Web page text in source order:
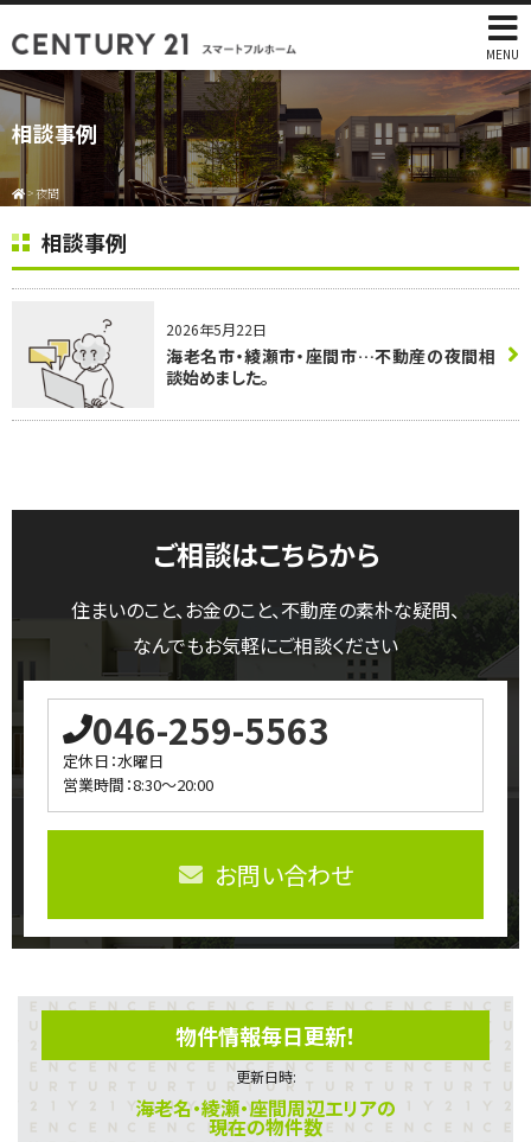
MENU
相談事例
>夜間
相談事例
2026年5月22日
海老名市・綾瀬市・座間市…不動産の夜間相
談始めました。
ご相談はこちらから
住まいのこと、お金のこと、不動産の素朴な疑問、
なんでもお気軽にご相談ください
046-259-5563
定休日：水曜日
営業時間：8:30～20:00
お問い合わせ
物件情報毎日更新！
更新日時:
海老名・綾瀬・座間周辺エリアの
現在の物件数